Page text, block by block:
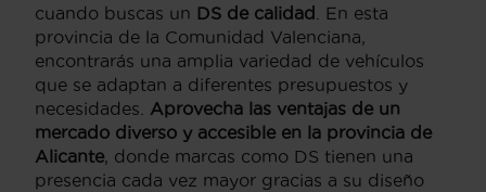
cuando buscas un DS de calidad
. En esta
provincia de la Comunidad Valenciana,
encontrarás una amplia variedad de vehículos
que se adaptan a diferentes presupuestos y
necesidades. Aprovecha las ventajas de un
mercado diverso y accesible en la provincia de
Alicante, donde marcas como DS tienen una
presencia cada vez mayor gracias a su diseño